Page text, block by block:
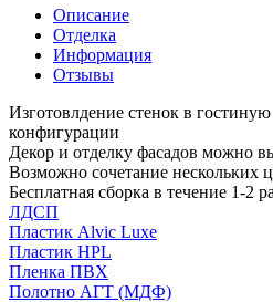
Описание
Отделка
Информация
Отзывы
Изготовлдение стенок в
конфигурации
Декор и отделку фасадов можно
Возможно сочетание нескольких
Бесплатная сборка в течение 1-2
ЛДСП
Пластик Alvic Luxe
Пластик HPL
Пленка ПВХ
Полотно АГТ (МДФ)